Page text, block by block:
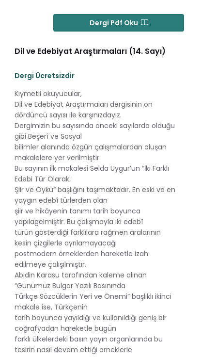
Dergi Pdf Oku
Dil ve Edebiyat Araştırmaları (14. Sayı)
Dergi Ücretsizdir
Kıymetli okuyucular,
Dil ve Edebiyat Araştırmaları dergisinin on
dördüncü sayısı ile karşınızdayız.
Dergimizin bu sayısında önceki sayılarda olduğu
gibi Beşerî ve Sosyal
bilimler alanında özgün çalışmalardan oluşan
makalelere yer verilmiştir.
Bu sayının ilk makalesi Selda Uygur’un “İki Farklı
Edebi Tür Olarak:
Şiir ve Öykü” başlığını taşımaktadır. En eski ve en
yaygın edebî türlerden olan
şiir ve hikâyenin tanımı tarih boyunca
yapılagelmiştir. Bu çalışmayla iki edebî
türün gösterdiği farklılara rağmen aralarının
kesin çizgilerle ayrılamayacağı
postmodern örneklerden hareketle izah
edilmeye çalışılmıştır.
Abidin Karasu tarafından kaleme alınan
“Günümüz Bulgar Yazılı Basınında
Türkçe Sözcüklerin Yeri ve Önemi” başlıklı ikinci
makale ise, Türkçenin
tarih boyunca yayıldığı ve kullanıldığı geniş bir
coğrafyadan hareketle bugün
farklı ülkelerdeki basın yayın organlarında bu
tesirin nasıl devam ettiği örneklerle